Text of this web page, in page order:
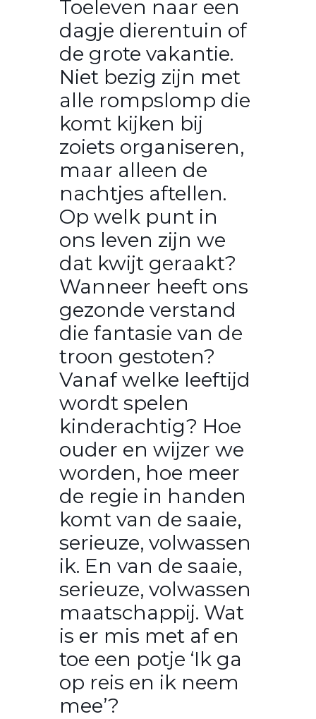
Toeleven naar een
dagje dierentuin of
de grote vakantie.
Niet bezig zijn met
alle rompslomp die
komt kijken bij
zoiets organiseren,
maar alleen de
nachtjes aftellen.
Op welk punt in
ons leven zijn we
dat kwijt geraakt?
Wanneer heeft ons
gezonde verstand
die fantasie van de
troon gestoten?
Vanaf welke leeftijd
wordt spelen
kinderachtig? Hoe
ouder en wijzer we
worden, hoe meer
de regie in handen
komt van de saaie,
serieuze, volwassen
ik. En van de saaie,
serieuze, volwassen
maatschappij. Wat
is er mis met af en
toe een potje ‘Ik ga
op reis en ik neem
mee’?